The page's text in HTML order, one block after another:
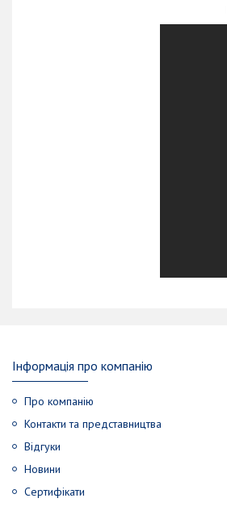
Інформація про компанію
Про компанію
Контакти та представництва
Відгуки
Новини
Сертифікати